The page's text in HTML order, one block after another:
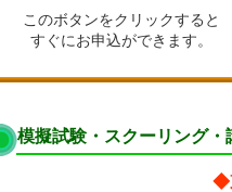
このボタンをクリックすると
すぐにお申込ができます。
模擬試験・スクーリング・
◆